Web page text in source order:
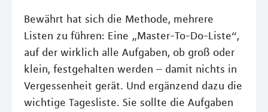
Bewährt hat sich die Methode, mehrere
Listen zu führen: Eine „Master-To-Do-Liste“,
auf der wirklich alle Aufgaben, ob groß oder
klein, festgehalten werden – damit nichts in
Vergessenheit gerät. Und ergänzend dazu die
wichtige Tagesliste. Sie sollte die Aufgaben